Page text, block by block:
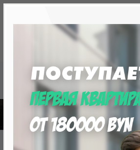
Скидки на новостройки, бонусы
26.4 "Марракеш" квартал "Африка"